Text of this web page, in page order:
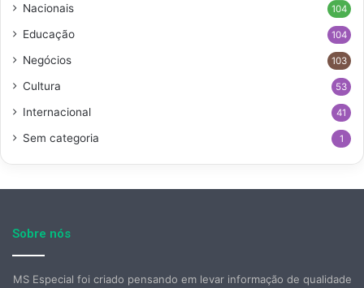
Nacionais 104
Educação 104
Negócios 103
Cultura 53
Internacional 41
Sem categoria 1
Sobre nós
MS Especial foi criado pensando em levar informação de qualidade